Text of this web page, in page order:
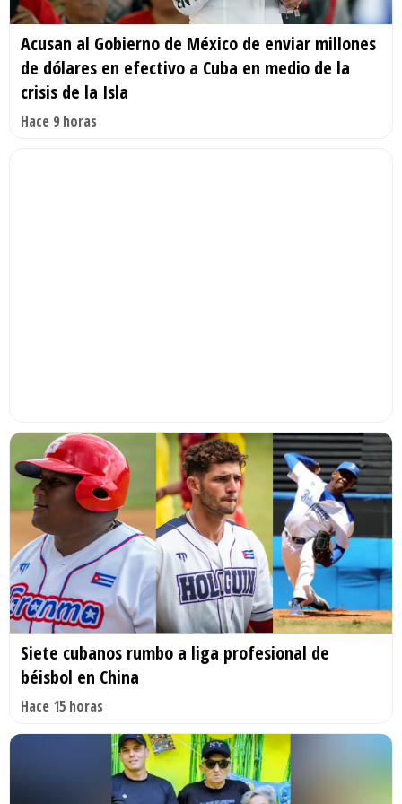
Acusan al Gobierno de México de enviar millones
de dólares en efectivo a Cuba en medio de la
crisis de la Isla
Hace 9 horas
Siete cubanos rumbo a liga profesional de
béisbol en China
Hace 15 horas